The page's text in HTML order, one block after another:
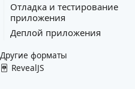
Отладка и тестирование
приложения
Деплой приложения
Другие форматы
RevealJS